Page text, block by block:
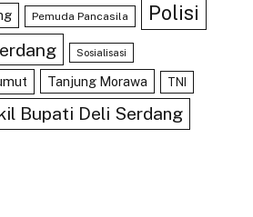
Pemuda Pancasila Polisi
Sosialisasi
Tanjung Morawa TNI
Bupati Deli Serdang